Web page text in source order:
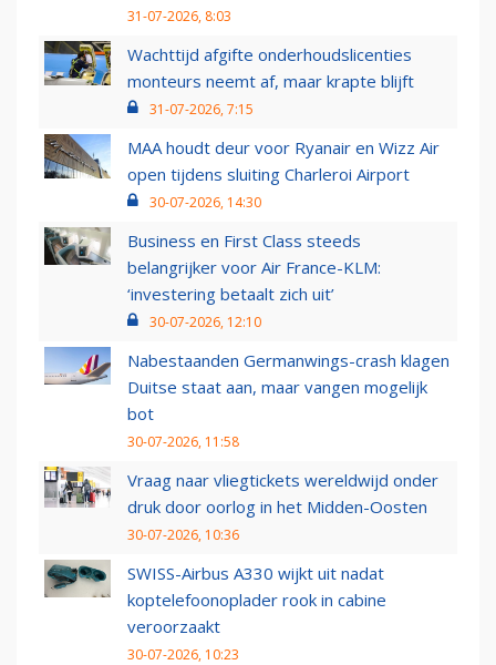
31-07-2026, 8:03
Wachttijd afgifte onderhoudslicenties
monteurs neemt af, maar krapte blijft
31-07-2026, 7:15
MAA houdt deur voor Ryanair en Wizz Air
open tijdens sluiting Charleroi Airport
30-07-2026, 14:30
Business en First Class steeds
belangrijker voor Air France-KLM:
‘investering betaalt zich uit’
30-07-2026, 12:10
Nabestaanden Germanwings-crash klagen
Duitse staat aan, maar vangen mogelijk
bot
30-07-2026, 11:58
Vraag naar vliegtickets wereldwijd onder
druk door oorlog in het Midden-Oosten
30-07-2026, 10:36
SWISS-Airbus A330 wijkt uit nadat
koptelefoonoplader rook in cabine
veroorzaakt
30-07-2026, 10:23